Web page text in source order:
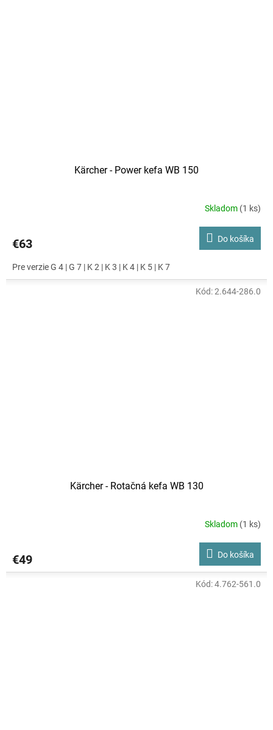
Kärcher - Power kefa WB 150
Skladom (1 ks)
€63 Do košíka
Pre verzie G 4 | G 7 | K 2 | K 3 | K 4 | K 5 | K 7
Kärcher - Rotačná kefa WB 130
Skladom (1 ks)
€49 Do košíka
Kód:2.644-286.0
Kód:4.762-561.0